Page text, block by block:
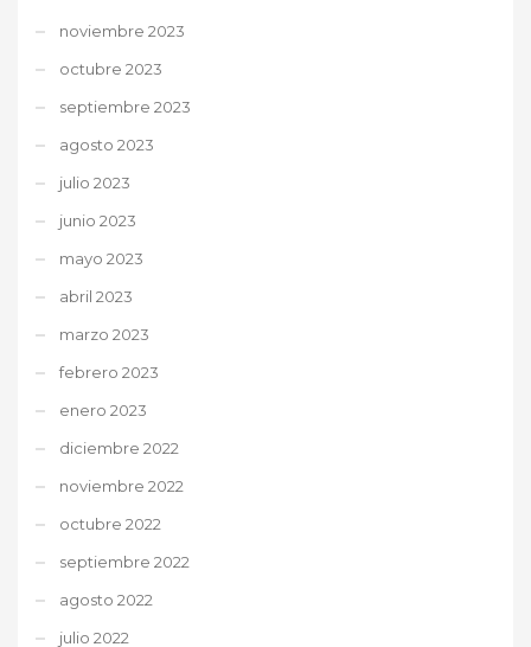
noviembre 2023
octubre 2023
septiembre 2023
agosto 2023
julio 2023
junio 2023
mayo 2023
abril 2023
marzo 2023
febrero 2023
enero 2023
diciembre 2022
noviembre 2022
octubre 2022
septiembre 2022
agosto 2022
julio 2022